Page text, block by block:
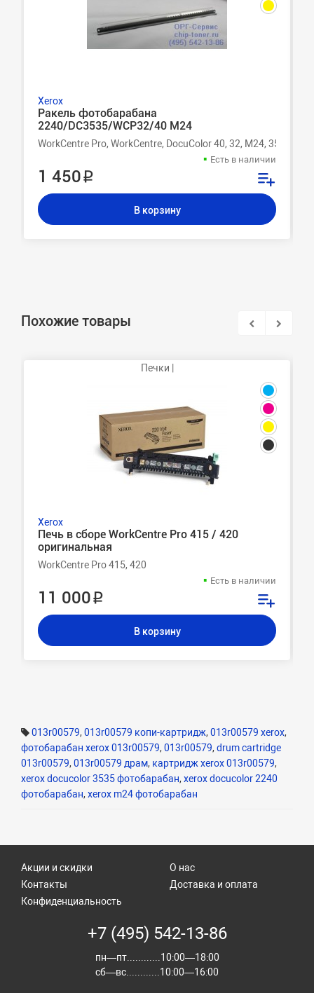
Xerox
Ракель фотобарабана
2240/DC3535/WCP32/40 M24
WorkCentre Pro, WorkCentre, DocuColor 40, 32, M24, 3535,
Есть в наличии
1 450 ₽
В корзину
Похожие товары
Печки |
Xerox
Печь в сборе WorkCentre Pro 415 / 420
оригинальная
WorkCentre Pro 415, 420
Есть в наличии
11 000 ₽
В корзину
013r00579, 013r00579 копи-картридж, 013r00579 xerox,
фотобарабан xerox 013r00579, 013r00579, drum cartridge
013r00579, 013r00579 драм, картридж xerox 013r00579,
xerox docucolor 3535 фотобарабан, xerox docucolor 2240
фотобарабан, xerox m24 фотобарабан
Акции и скидки
Контакты
О нас
Доставка и оплата
Конфиденциальность
+7 (495) 542-13-86
пн—пт............10:00—18:00
сб—вс............10:00—16:00